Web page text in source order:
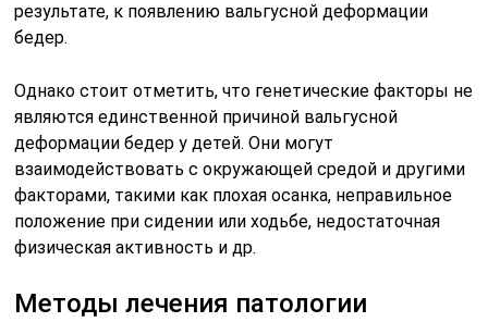
результате, к появлению вальгусной деформации
бедер.
Однако стоит отметить, что генетические факторы не
являются единственной причиной вальгусной
деформации бедер у детей. Они могут
взаимодействовать с окружающей средой и другими
факторами, такими как плохая осанка, неправильное
положение при сидении или ходьбе, недостаточная
физическая активность и др.
Методы лечения патологии